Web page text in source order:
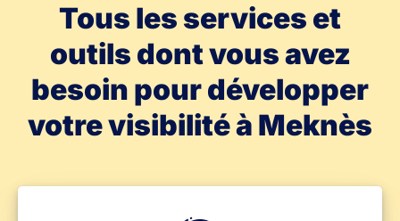
Tous les services et
outils dont vous avez
besoin pour développer
votre visibilité à Meknès